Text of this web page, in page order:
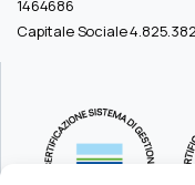
1464686
Capitale Sociale